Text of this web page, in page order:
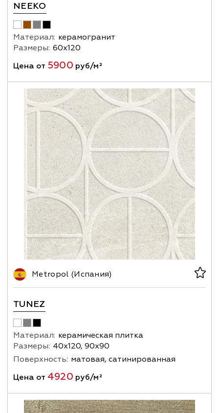
NEEKO
Материал: керамогранит
Размеры: 60х120
Цена от 5900 руб/м²
Metropol (Испания)
TUNEZ
Материал: керамическая плитка
Размеры: 40х120, 90х90
Поверхность: матовая, сатинированная
Цена от 4920 руб/м²